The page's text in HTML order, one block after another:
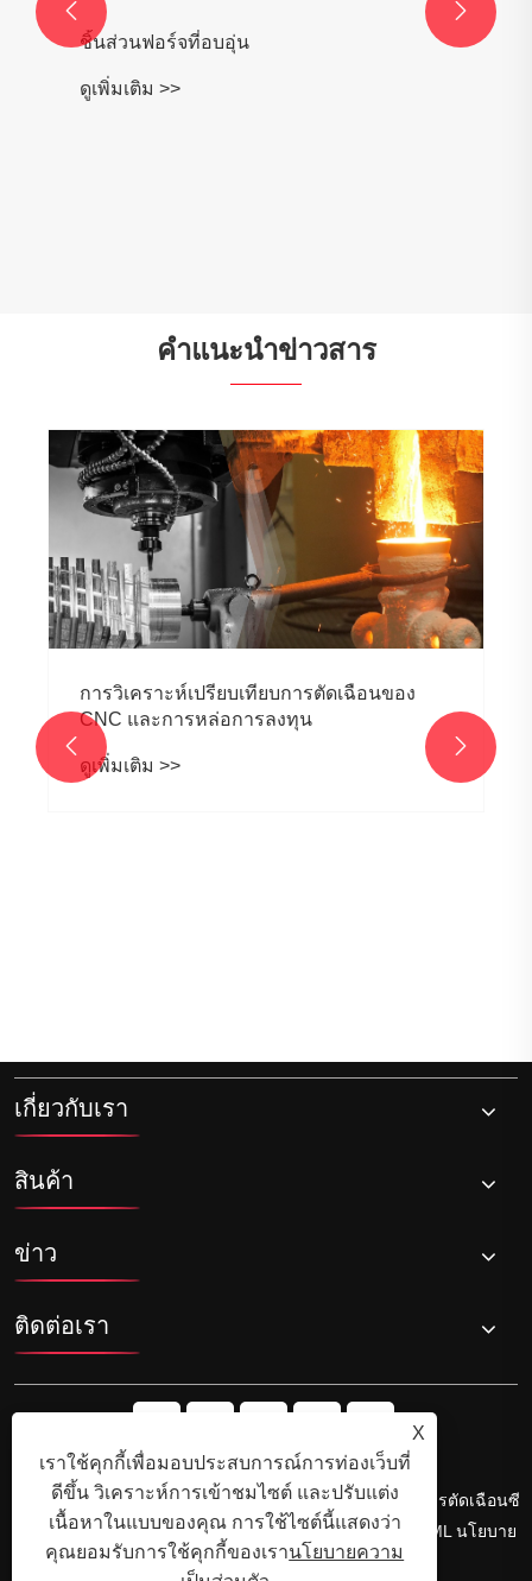
ชิ้นส่วนฟอร์จที่อบอุ่น
ดูเพิ่มเติม >>
 
คำแนะนำข่าวสาร
การวิเคราะห์เปรียบเทียบการตัดเฉือนของ
CNC และการหล่อการลงทุน
ดูเพิ่มเติม >>
 
เกี่ยวกับเรา
สินค้า
ข่าว
ติดต่อเรา
ลิขสิทธิ์© Ningbo Shengfa Hardware Factory Limited - การตัดเฉือนซี
เอ็นซี, บริการปลอม - สงวนลิขสิทธิ์ Links Sitemap RSS XML นโยบาย
ความเป็นส่วนตัว
X
เราใช้คุกกี้เพื่อมอบประสบการณ์การท่องเว็บที่
ดีขึ้น วิเคราะห์การเข้าชมไซต์ และปรับแต่ง
เนื้อหาในแบบของคุณ การใช้ไซต์นี้แสดงว่า
คุณยอมรับการใช้คุกกี้ของเรานโยบายความ